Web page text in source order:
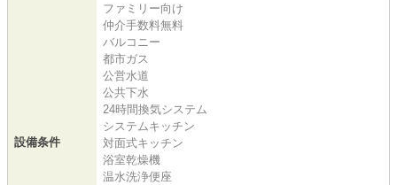
設備条件
ファミリー向け
仲介手数料無料
バルコニー
都市ガス
公営水道
公共下水
24時間換気システム
システムキッチン
対面式キッチン
浴室乾燥機
温水洗浄便座